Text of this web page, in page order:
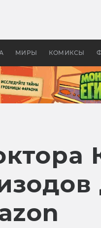
МИРЫ КОМИКСЫ
в России —